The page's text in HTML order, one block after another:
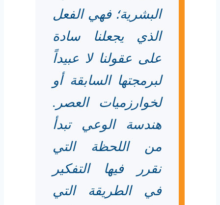
البشرية؛ فهي الفعل
الذي يجعلنا سادة
على عقولنا لا عبيداً
لبرمجتها السابقة أو
لخوارزميات العصر.
هندسة الوعي تبدأ
من اللحظة التي
نقرر فيها التفكير
في الطريقة التي